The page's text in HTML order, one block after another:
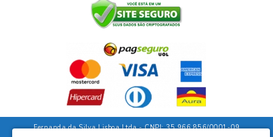
Fernanda da Silva Lisboa Ltda - CNPJ: 35.966.856/0001-09